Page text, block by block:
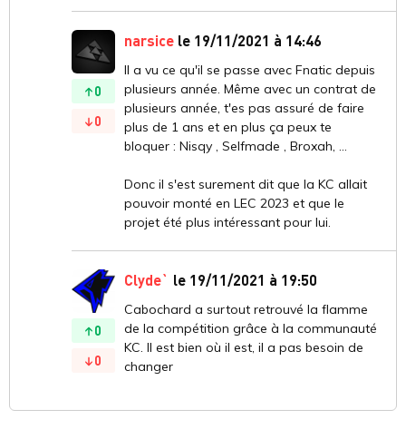
0
0
narsice le 19/11/2021 à 14:46
Il a vu ce qu'il se passe avec Fnatic depuis
plusieurs année. Même avec un contrat de
plusieurs année, t'es pas assuré de faire
plus de 1 ans et en plus ça peux te
bloquer : Nisqy , Selfmade , Broxah, ...
Donc il s'est surement dit que la KC allait
pouvoir monté en LEC 2023 et que le
projet été plus intéressant pour lui.
0
0
Clyde` le 19/11/2021 à 19:50
Cabochard a surtout retrouvé la flamme
de la compétition grâce à la communauté
KC. Il est bien où il est, il a pas besoin de
changer